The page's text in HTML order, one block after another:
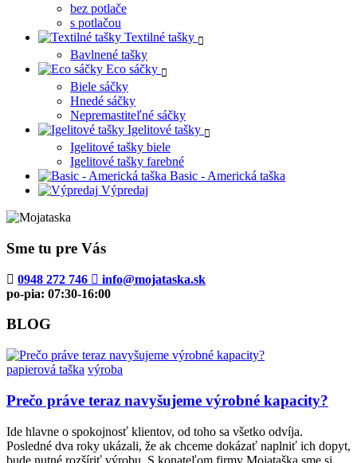
bez potlače
s potlačou
Textilné tašky
Bavlnené tašky
Eco sáčky
Biele sáčky
Hnedé sáčky
Nepremastiteľné sáčky
Igelitové tašky
Igelitové tašky biele
Igelitové tašky farebné
Basic - Americká taška
Výpredaj
Sme tu pre Vás
0948 272 746
info@mojataska.sk
po-pia: 07:30-16:00
BLOG
papierová taška výroba
Prečo práve teraz navyšujeme výrobné kapacity?
Ide hlavne o spokojnosť klientov, od toho sa všetko odvíja.
Posledné dva roky ukázali, že ak chceme dokázať naplniť ich dopyt,
bude nutné rozšíriť výrobu. S konateľom firmy Mojataška sme si